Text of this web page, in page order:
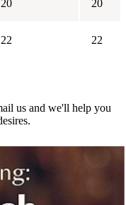
20 20
22 22
us and we'll help you